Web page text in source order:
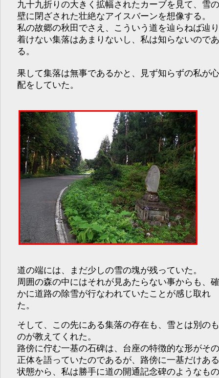
九十九折りの大きく拡幅されたカーブを見て、雪
壁に閉ざされた壮絶なアイスバーンを想像する。
私の故郷の秋田でさえ、こういう道を辿らねば辿
着けない集落はあまりないし、私は知らないので
る。
果して集落は無事であるかと、見ず知らずの私が
配をしていた。
道の端には、まだ少しの雪の塊が残っていた。
周囲の森の中にはそれが見あたらない事からも、
かに道路の除雪が行なわれていたことが感じ取れ
た。
そして、この先にある集落の存在も、雪とは別の
のが教えてくれた。
路傍に佇む一基の石碑は、台座の特徴的な形がそ
正体を語っていたのであるが、路傍に一基だけあ
状態から、私は勝手に道の開通記念碑のようなも